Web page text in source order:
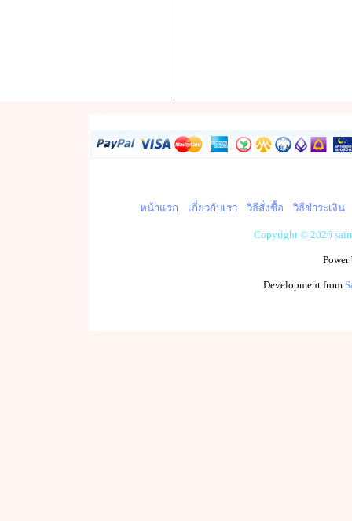
หน้าแรก เกี่ยวกับเรา วิธีสั่งซื้อ วิธีชำระเงิน
Copyright © 2026
Development from